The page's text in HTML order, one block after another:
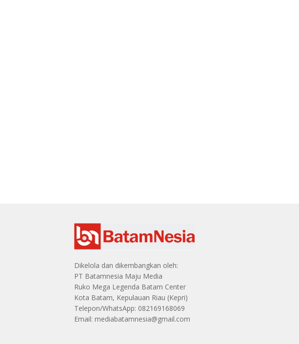
Dikelola dan dikembangkan oleh:
PT Batamnesia Maju Media
Ruko Mega Legenda Batam Center
Kota Batam, Kepulauan Riau (Kepri)
Telepon/WhatsApp: 082169168069
Email: mediabatamnesia@gmail.com